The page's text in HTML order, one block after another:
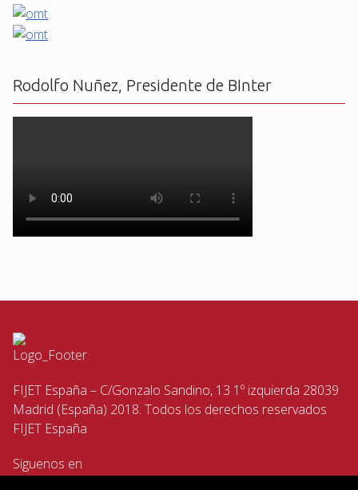
Rodolfo Nuñez, Presidente de BInter
FIJET España – C/Gonzalo Sandino, 13 1º izquierda 28039
Madrid (España) 2018. Todos los derechos reservados
FIJET España
Siguenos en